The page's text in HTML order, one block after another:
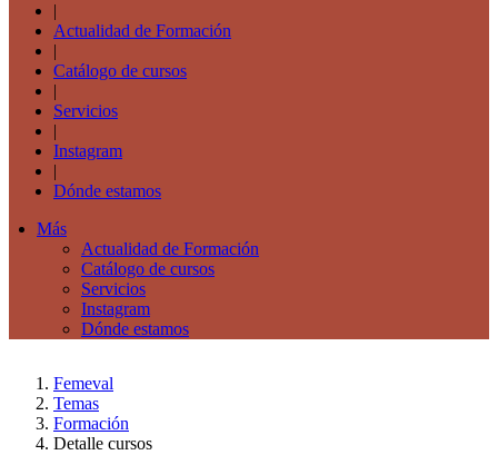
|
Actualidad de Formación
|
Catálogo de cursos
|
Servicios
|
Instagram
|
Dónde estamos
Más
Actualidad de Formación
Catálogo de cursos
Servicios
Instagram
Dónde estamos
Femeval
Temas
Formación
Detalle cursos